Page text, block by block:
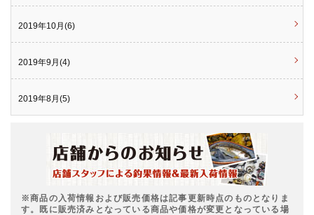
2019年10月(6)
2019年9月(4)
2019年8月(5)
※商品の入荷情報および販売価格は記事更新時点のものとなりま
す。既に販売済みとなっている商品や価格が変更となっている場